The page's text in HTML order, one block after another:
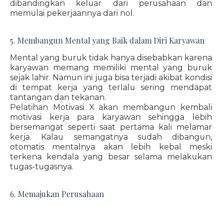
dibandingkan keluar dari perusahaan dan
memulai pekerjaannya dari nol.
5. Membangun Mental yang Baik dalam Diri Karyawan
Mental yang buruk tidak hanya disebabkan karena
karyawan memang memiliki mental yang buruk
sejak lahir. Namun ini juga bisa terjadi akibat kondisi
di tempat kerja yang terlalu sering mendapat
tantangan dan tekanan.
Pelatihan Motivasi X akan membangun kembali
motivasi kerja para karyawan sehingga lebih
bersemangat seperti saat pertama kali melamar
kerja. Kalau semangatnya sudah dibangun,
otomatis mentalnya akan lebih kebal meski
terkena kendala yang besar selama melakukan
tugas-tugasnya.
6. Memajukan Perusahaan